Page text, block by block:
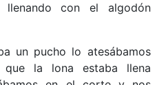
con el algodón
un pucho lo atesábamos
la lona estaba llena